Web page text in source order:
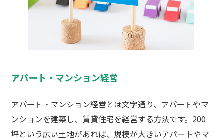
アパート・マンション経営
アパート・マンション経営とは文字通り、アパートやマ
ンションを建築し、賃貸住宅を経営する方法です。200
坪という広い土地があれば、規模が大きいアパートやマ